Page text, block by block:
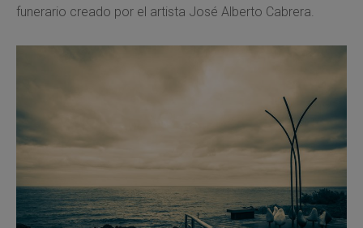
funerario creado por el artista José Alberto Cabrera.